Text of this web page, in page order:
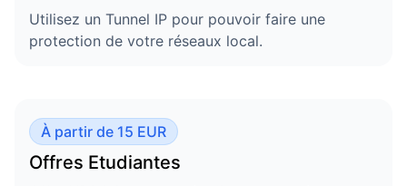
Utilisez un Tunnel IP pour pouvoir faire une
protection de votre réseaux local.
À partir de 15 EUR
Offres Etudiantes